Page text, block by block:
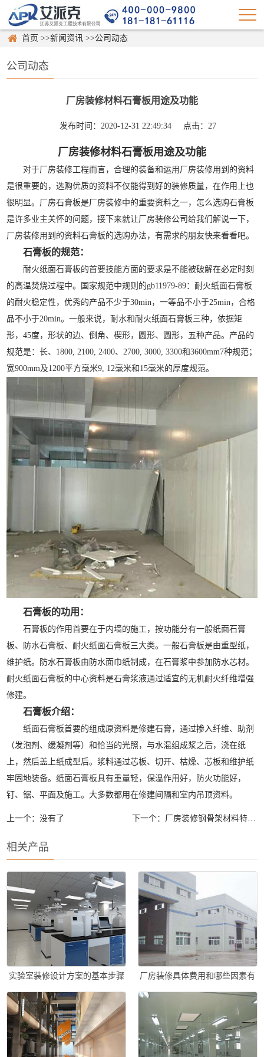
首页 >>新闻资讯 >>公司动态
公司动态
厂房装修材料石膏板用途及功能
发布时间：2020-12-31 22:49:34 点击： 27
厂房装修材料石膏板用途及功能
对于厂房装修工程而言，合理的装备和运用厂房装修用到的资料
是很重要的，选购优质的资料不仅能得到好的装修质量，在作用上也
很明显。厂房石膏板是厂房装修中的重要资料之一，怎么选购石膏板
是许多业主关怀的问题，接下来就让厂房装修公司给我们解说一下，
厂房装修用到的资料石膏板的选购办法，有需求的朋友快来看看吧。
石膏板的规范：
耐火纸面石膏板的首要技能方面的要求是不能被破解在必定时刻
的高温焚烧过程中。国家规范中规则的gb11979-89：耐火纸面石膏板
的耐火稳定性，优秀的产品不少于30min，一等品不小于25min，合格
品不小于20min。一般来说，耐水和耐火纸面石膏板三种，依据矩
形，45度，形状的边、倒角、楔形，圆形、圆形，五种产品。产品的
规范是：长、1800, 2100, 2400、2700, 3000, 3300和3600mm7种规范；
宽900mm及1200平方毫米9, 12毫米和15毫米的厚度规范。
石膏板的功用：
石膏板的作用首要在于内墙的施工，按功能分有一般纸面石膏
板、防水石膏板、耐火纸面石膏板三大类。一般石膏板是由重型纸，
维护纸。防水石膏板由防水面巾纸制成，在石膏浆中参加防水芯材。
耐火纸面石膏板的中心资料是石膏浆液通过适宜的无机耐火纤维增强
修建。
石膏板介绍：
纸面石膏板首要的组成原资料是修建石膏，通过掺入纤维、助剂
（发泡剂、缓凝剂等）和恰当的光照，与水混组成浆之后，浇在纸
上，然后盖上纸成型后。浆料通过芯板、切开、枯燥、芯板和维护纸
牢固地装备。纸面石膏板具有重量轻，保温作用好，防火功能好，
钉、锯、平面及施工。大多数都用在修建间隔和室内吊顶资料。
上一个：没有了 下一个： 厂房装修钢骨架材料特点及如何使用？
相关产品
实验室装修设计方案的基本步骤 厂房装修具体费用和哪些因素有
关？